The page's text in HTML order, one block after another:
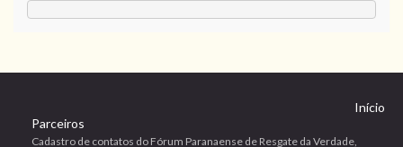
Início
Parceiros
Cadastro de contatos do Fórum Paranaense de Resgate da Verdade,